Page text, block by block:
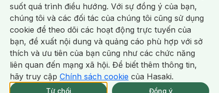
Giao Nhanh Miễn Phí 2H.
tại 337 Chi Nhánh (Trễ tặng 100K)
Chăm Sóc Cá Nhân
Chống Muỗi
Khẩu Trang Máy Massage Mặt Nạ Xông Hơi/Nước Rửa Tay
Sản Phẩm Chăm Sóc Khác/ Bàn Chải Đánh Răng /Bàn Chải Điện/
Hỗ Trợ Trắng Răng / Kem Đánh Răng Máy Tăm Nước Nước Súc Miệng
Tăm / Chỉ Nha Khoa /Xịt Thơm Miệng / Dung Dịch Vệ Sinh/Dưỡng Vùng Kín/
Khăn Ướt Vệ Sinh Vùng Kín
/Băng Vệ Sinh Tampon Bọt Cạo Râu Dao Cạo Râu/
Máy Cạo Râu
Vấn Đề Về Da
Da Dầu / Lỗ Chân Lông To
Da Khô / Mất Nước /Da Lão Hóa / Da Mụn/
Da Nhạy Cảm / Kích Ứng/Da Xỉn Màu/Thâm / Nám / Tàn Nhang/
Quầng Thâm & Bọng Mắt/ Sẹo
Viêm Da Cơ Địa
Dụng Cụ / Phụ Kiện Chăm Sóc Da
/Khăn Lau Mặt Khô Dụng Cụ / Máy Rửa Mặt/Máy Chăm Sóc Da
suốt quá trình điều hướng. Với sự đồng ý của bạn,
chúng tôi và các đối tác của chúng tôi cũng sử dụng
cookie để theo dõi các hoạt động trực tuyến của
bạn, đề xuất nội dung và quảng cáo phù hợp với sở
thích và ưu tiên của bạn cũng như các chức năng
liên quan đến mạng xã hội. Để biết thêm thông tin,
hãy truy cập Chính sách cookie của Hasaki.
Từ chối Đồng ý